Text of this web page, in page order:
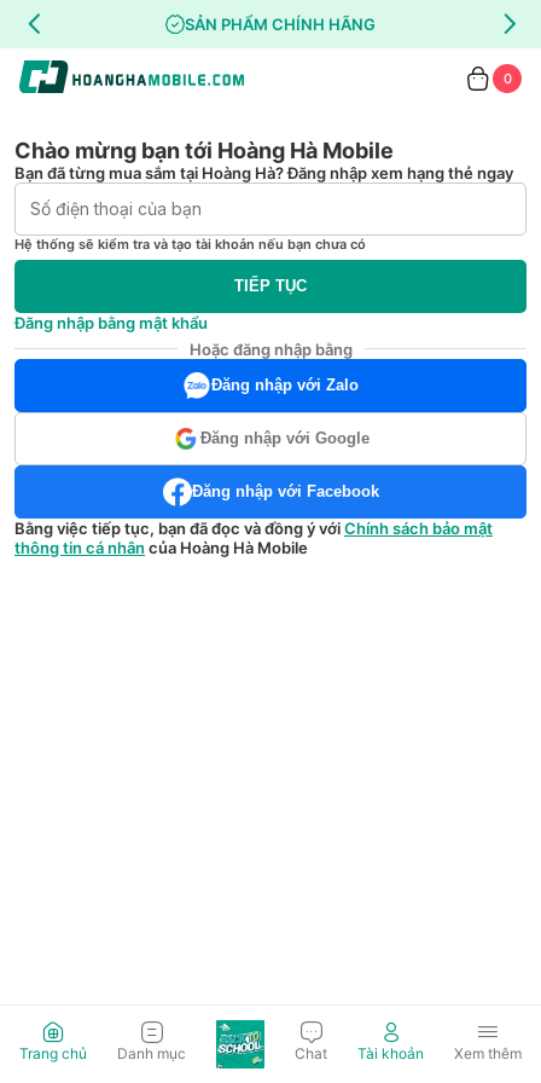
SẢN PHẨM CHÍNH HÃNG
0
Chào mừng bạn tới Hoàng Hà Mobile
Bạn đã từng mua sắm tại Hoàng Hà? Đăng nhập xem hạng thẻ ngay
Hệ thống sẽ kiểm tra và tạo tài khoản nếu bạn chưa có
TIẾP TỤC
Đăng nhập bằng mật khẩu
Hoặc đăng nhập bằng
Đăng nhập với Zalo
Đăng nhập với Google
Đăng nhập với Facebook
Bằng việc tiếp tục, bạn đã đọc và đồng ý vớiChính sách bảo mật
thông tin cá nhân của Hoàng Hà Mobile
Trang chủ Danh mục Chat Tài khoản Xem thêm